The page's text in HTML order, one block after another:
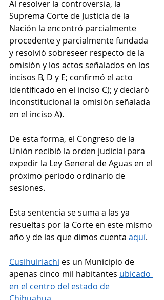
Al resolver la controversia, la
Suprema Corte de Justicia de la
Nación la encontró parcialmente
procedente y parcialmente fundada
y resolvió sobreseer respecto de la
omisión y los actos señalados en los
incisos B, D y E; confirmó el acto
identificado en el inciso C); y declaró
inconstitucional la omisión señalada
en el inciso A).
De esta forma, el Congreso de la
Unión recibió la orden judicial para
expedir la Ley General de Aguas en el
próximo periodo ordinario de
sesiones.
Esta sentencia se suma a las ya
resueltas por la Corte en este mismo
año y de las que dimos cuenta aquí.
Cusihuiriachi es un Municipio de
apenas cinco mil habitantes ubicado
en el centro del estado de